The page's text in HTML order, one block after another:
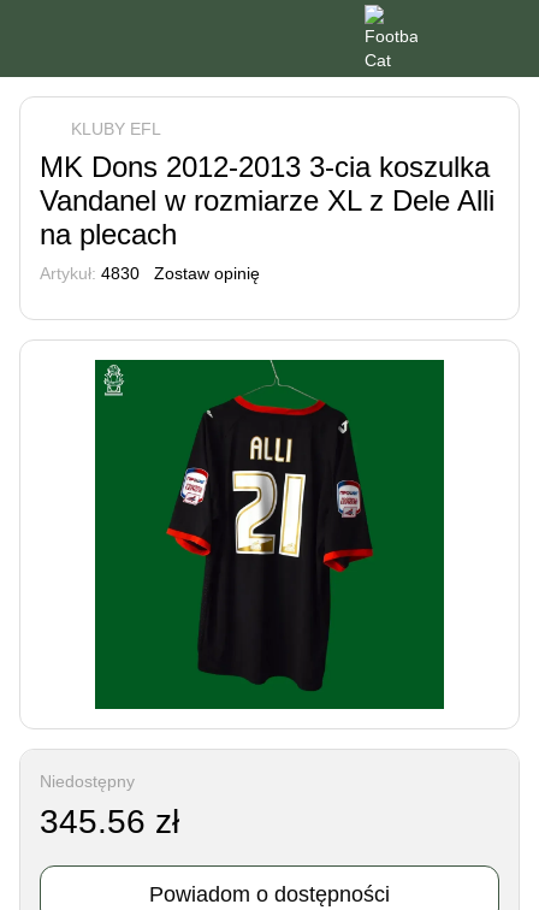
KLUBY EFL
MK Dons 2012-2013 3-cia koszulka
Vandanel w rozmiarze XL z Dele Alli
na plecach
Artykuł: 4830 Zostaw opinię
Niedostępny
345.56 zł
Powiadom o dostępności